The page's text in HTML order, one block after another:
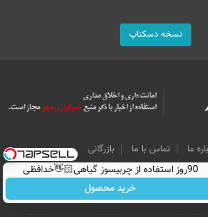
نسخه دسکتاپ
ما تماس با ما
بازرگانی
All Content by Mehr News Agency is licensed
Attribution 4.0 International
90روز استفاده از چربیسوز گیاهی👋🏻خدافظی
همیشگی با چاقی!خرید با تخفیف
خرید محصول